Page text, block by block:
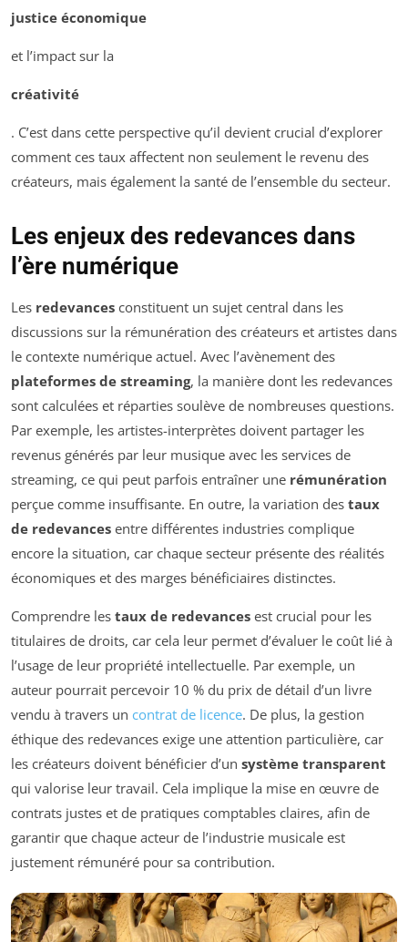
justice économique
et l’impact sur la
créativité
. C’est dans cette perspective qu’il devient crucial d’explorer
comment ces taux affectent non seulement le revenu des
créateurs, mais également la santé de l’ensemble du secteur.
Les enjeux des redevances dans
l’ère numérique
Les redevances constituent un sujet central dans les
discussions sur la rémunération des créateurs et artistes dans
le contexte numérique actuel. Avec l’avènement des
plateformes de streaming, la manière dont les redevances
sont calculées et réparties soulève de nombreuses questions.
Par exemple, les artistes-interprètes doivent partager les
revenus générés par leur musique avec les services de
streaming, ce qui peut parfois entraîner une rémunération
perçue comme insuffisante. En outre, la variation des taux
de redevances entre différentes industries complique
encore la situation, car chaque secteur présente des réalités
économiques et des marges bénéficiaires distinctes.
Comprendre les taux de redevances est crucial pour les
titulaires de droits, car cela leur permet d’évaluer le coût lié à
l’usage de leur propriété intellectuelle. Par exemple, un
auteur pourrait percevoir 10 % du prix de détail d’un livre
vendu à travers un contrat de licence. De plus, la gestion
éthique des redevances exige une attention particulière, car
les créateurs doivent bénéficier d’un système transparent
qui valorise leur travail. Cela implique la mise en œuvre de
contrats justes et de pratiques comptables claires, afin de
garantir que chaque acteur de l’industrie musicale est
justement rémunéré pour sa contribution.